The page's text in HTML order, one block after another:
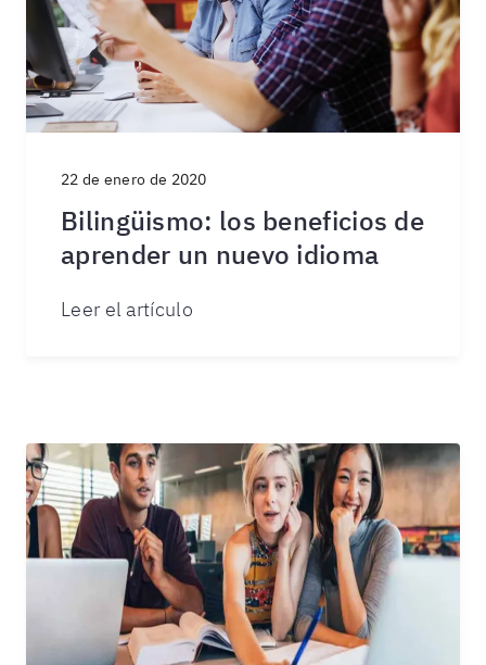
22 de enero de 2020
Bilingüismo: los beneficios de
aprender un nuevo idioma
Leer el artículo